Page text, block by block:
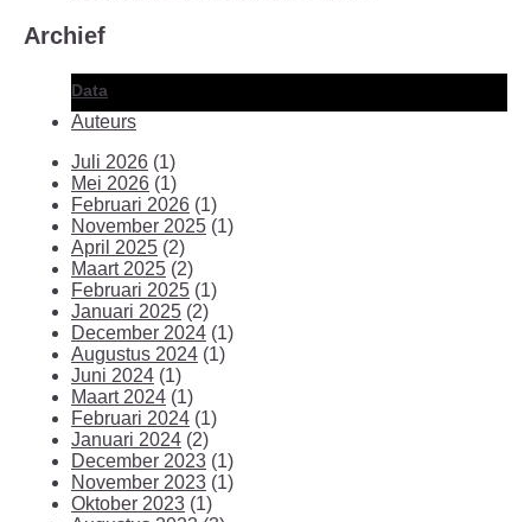
Archief
Data
Auteurs
Juli 2026 (1)
Mei 2026 (1)
Februari 2026 (1)
November 2025 (1)
April 2025 (2)
Maart 2025 (2)
Februari 2025 (1)
Januari 2025 (2)
December 2024 (1)
Augustus 2024 (1)
Juni 2024 (1)
Maart 2024 (1)
Februari 2024 (1)
Januari 2024 (2)
December 2023 (1)
November 2023 (1)
Oktober 2023 (1)